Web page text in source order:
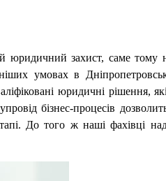
юридичний захист, саме
умовах в
юридичні рішення,
бізнес-процесів
До того ж наші фахівці